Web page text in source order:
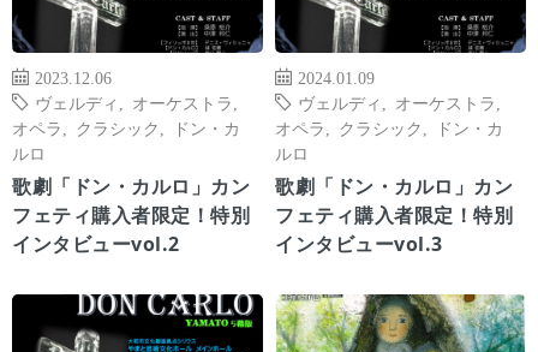
2023.12.06
ヴェルディ
オーケストラ
オペラ
クラシック
ドン・カ
ルロ
歌劇「ドン・カルロ」カン
フェティ購入者限定！特別
インタビューvol.2
2024.01.09
ヴェルディ
オーケストラ
オペラ
クラシック
ドン・カ
ルロ
歌劇「ドン・カルロ」カン
フェティ購入者限定！特別
インタビューvol.3